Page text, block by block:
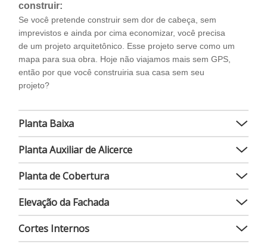
construir:
Se você pretende construir sem dor de cabeça, sem
imprevistos e ainda por cima economizar, você precisa
de um projeto arquitetônico. Esse projeto serve como um
mapa para sua obra. Hoje não viajamos mais sem GPS,
então por que você construiria sua casa sem seu
projeto?
Planta Baixa
Planta Auxiliar de Alicerce
Planta de Cobertura
Elevação da Fachada
Cortes Internos